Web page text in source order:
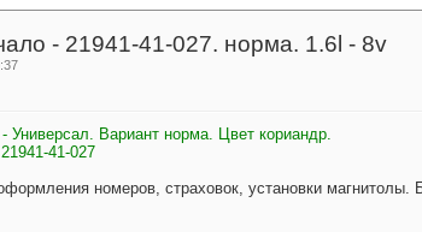
- 21941-41-027. норма. 1.6l - 8v
Универсал. Вариант норма. Цвет кориандр.
41-027
номеров, страховок, установки магнитолы.